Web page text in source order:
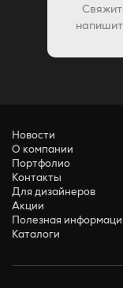
Новости
О компании
Портфолио
Контакты
Для дизайнеров
Акции
Полезная
Каталоги